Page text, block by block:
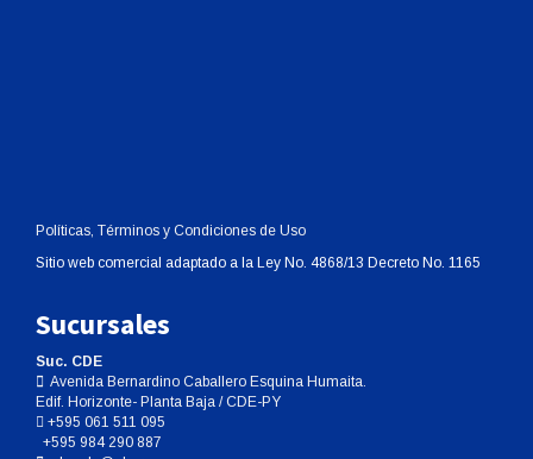
Políticas, Términos y Condiciones de Uso
Sitio web comercial adaptado a la Ley No. 4868/13 Decreto No. 1165
Sucursales
Suc. CDE
Avenida Bernardino Caballero Esquina Humaita.
Edif. Horizonte- Planta Baja / CDE-PY
+595 061 511 095
+595 984 290 887